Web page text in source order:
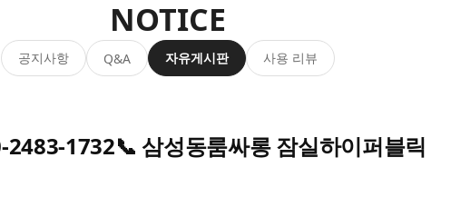
NOTICE
공지사항 Q&A 자유게시판 사용 리뷰
1732📞 삼성동룸싸롱 잠실하이퍼블릭